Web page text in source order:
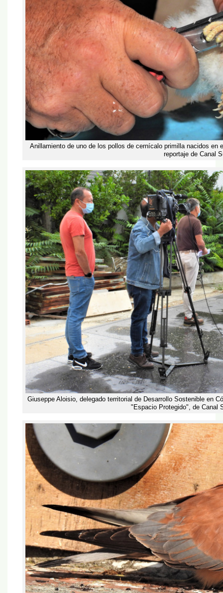
Anillamiento de uno de los pollos de cernícalo primilla nacidos en
reportaje de Canal
Giuseppe Aloisio, delegado territorial de Desarrollo Sostenible en
"Espacio Protegido", de Canal